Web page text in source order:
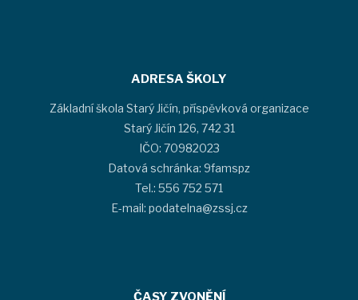
ADRESA ŠKOLY
Základní škola Starý Jičín, příspěvková organizace
Starý Jičín 126, 742 31
IČO: 70982023
Datová schránka: 9famspz
Tel.: 556 752 571
E-mail: podatelna@zssj.cz
ČASY ZVONĚNÍ